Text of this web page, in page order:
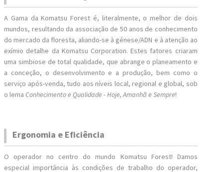
A Gama da Komatsu Forest é, literalmente, o melhor de dois
mundos, resultando da associação de 50 anos de conhecimento
do mercado da floresta, aliando-se à génese/ADN e à atenção ao
exímio detalhe da Komatsu Corporation. Estes fatores criaram
uma simbiose de total qualidade, que abrange o planeamento e
a conceção, o desenvolvimento e a produção, bem como o
serviço após-venda, tudo aos níveis local, regional e global, sob
o lema Conhecimento e Qualidade - Hoje, Amanhã e Sempre!
Ergonomia e Eficiência
O operador no centro do mundo Komatsu Forest! Damos
especial importância às condições de trabalho do operador,